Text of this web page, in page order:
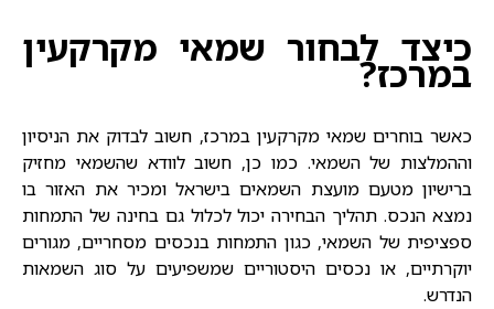
כיצד לבחור שמאי מקרקעין
במרכז?
כאשר בוחריםשמאי מקרקעין במרכז, חשוב לבדוק את הניסיון
וההמלצות של השמאי. כמו כן, חשוב לוודא שהשמאי מחזיק
ברישיון מטעם מועצת השמאים בישראל ומכיר את האזור בו
נמצא הנכס. תהליך הבחירה יכול לכלול גם בחינה של התמחות
ספציפית של השמאי, כגון התמחות בנכסים מסחריים, מגורים
יוקרתיים, או נכסים היסטוריים שמשפיעים על סוג השמאות
הנדרש.